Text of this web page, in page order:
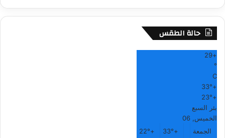
حالة الطقس
+
29
°
C
+
33°
+
23°
بئر السبع
الخميس, 06
الجمعة
+
33°
+
22°